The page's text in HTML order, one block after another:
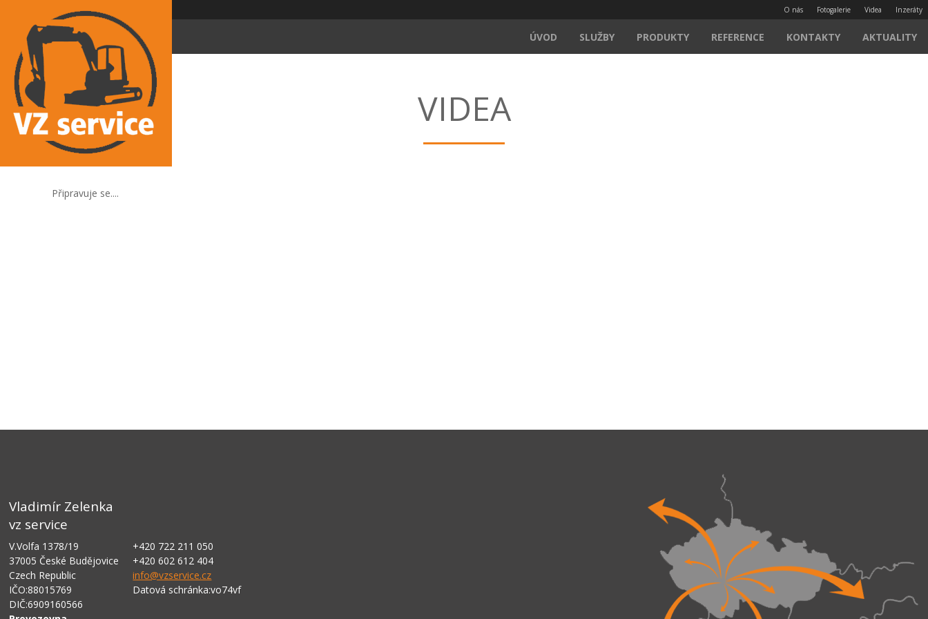
O nás Fotogalerie Videa Inzeráty
ÚVOD SLUŽBY PRODUKTY REFERENCE KONTAKTY AKTUALITY
VIDEA
Připravuje se....
Vladimír Zelenka
vz service
V.Volfa 1378/19
37005 České Budějovice
Czech Republic
IČO:88015769
DIČ:6909160566
+420 722 211 050
+420 602 612 404
info@vzservice.cz
Datová schránka:vo74vf